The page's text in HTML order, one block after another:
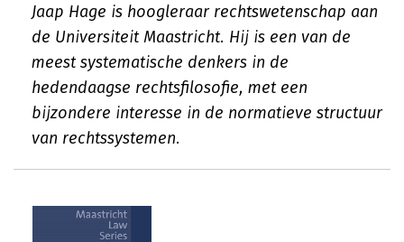
Jaap Hage is hoogleraar rechtswetenschap aan
de Universiteit Maastricht. Hij is een van de
meest systematische denkers in de
hedendaagse rechtsfilosofie, met een
bijzondere interesse in de normatieve structuur
van rechtssystemen.